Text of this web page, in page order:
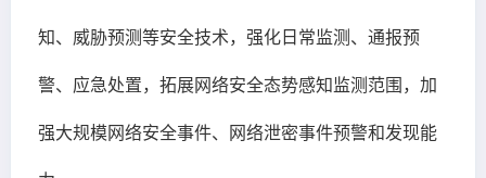
知、威胁预测等安全技术，强化日常监测、通报预
警、应急处置，拓展网络安全态势感知监测范围，加
强大规模网络安全事件、网络泄密事件预警和发现能